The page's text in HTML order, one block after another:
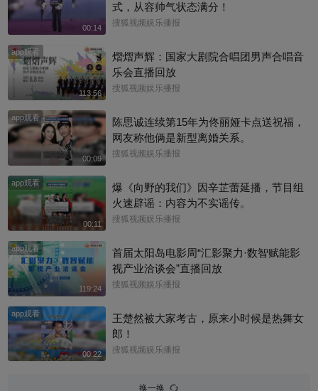
00:14
式，从容帅气状态满分！
搜狐视频娱乐播报
app观看
113:56
熠熠声辉：国家大剧院合唱团男声合唱音
乐会直播回放
搜狐视频娱乐播报
app观看
00:09
陈思诚连续第15年为佟丽娅卡点送祝福，
网友称他俩是新型离婚关系。
搜狐视频娱乐播报
app观看
00:11
爆《向野的我们》因辛芷蕾延播，节目组
火速辟谣：内容为不实谣传。
搜狐视频娱乐播报
app观看
119:24
首届太阳岛电影周“汇影聚力·数智赋能影
视产业洽谈会”直播回放
搜狐视频娱乐播报
app观看
00:22
王楚然被大家考古，原来小时候是热舞女
郎！
搜狐视频娱乐播报
换一换